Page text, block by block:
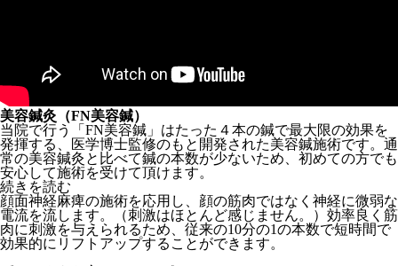
美容鍼灸（FN美容鍼）
当院で行う「FN美容鍼」はたった４本の鍼で最大限の効果を
発揮する、医学博士監修のもと開発された美容鍼施術です。通
常の美容鍼灸と比べて鍼の本数が少ないため、初めての方でも
安心して施術を受けて頂けます。
続きを読む
顔面神経麻痺の施術を応用し、顔の筋肉ではなく神経に微弱な
電流を流します。（刺激はほとんど感じません。）効率良く筋
肉に刺激を与えられるため、従来の10分の1の本数で短時間で
効果的にリフトアップすることができます。